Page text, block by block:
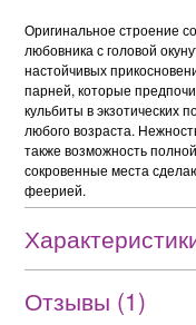
Оригинальное строение
любовника с головой
настойчивых
парней, которые
кульбиты в экзотических
любого возраста.
также возможность
сокровенные места
феерией.
Отзывы (1)